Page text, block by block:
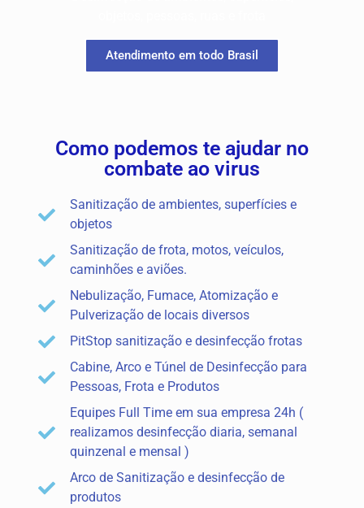
Atendimento em todo Brasil
Como podemos te ajudar no
combate ao virus
Sanitização de ambientes, superfícies e
objetos
Sanitização de frota, motos, veículos,
caminhões e aviões.
Nebulização, Fumace, Atomização e
Pulverização de locais diversos
PitStop sanitização e desinfecção frotas
Cabine, Arco e Túnel de Desinfecção para
Pessoas, Frota e Produtos
Equipes Full Time em sua empresa 24h (
realizamos desinfecção diaria, semanal
quinzenal e mensal )
Arco de Sanitização e desinfecção de
produtos